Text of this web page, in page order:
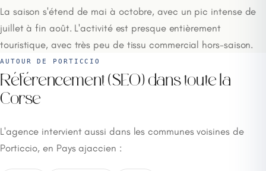
La saison s'étend de mai à octobre, avec un pic intense de
juillet à fin août. L'activité est presque entièrement
touristique, avec très peu de tissu commercial hors-saison.
AUTOUR DE PORTICCIO
Référencement (SEO) dans toute la
Corse
L'agence intervient aussi dans les communes voisines de
Porticcio, en Pays ajaccien :